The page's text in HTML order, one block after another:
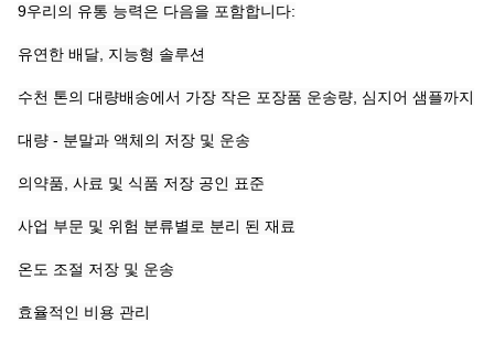
9우리의 유통 능력은 다음을 포함합니다:
유연한 배달, 지능형 솔루션
수천 톤의 대량배송에서 가장 작은 포장품 운송량, 심지어 샘플까지
대량 - 분말과 액체의 저장 및 운송
의약품, 사료 및 식품 저장 공인 표준
사업 부문 및 위험 분류별로 분리 된 재료
온도 조절 저장 및 운송
효율적인 비용 관리